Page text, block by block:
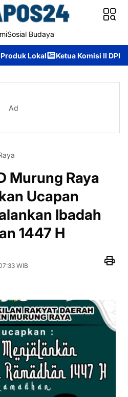
Sosial Budaya
Komisi II DPRD Murung Raya:
Ad
Murung Raya
Ucapan
Ibadah
1447 H
WIB